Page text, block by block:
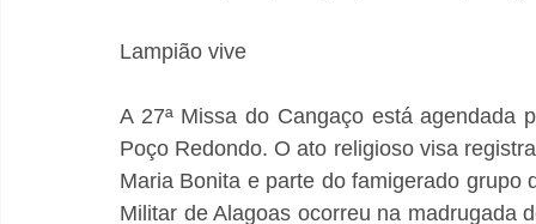
Lampião vive
A 27ª Missa do Cangaço está agendada
Poço Redondo. O ato religioso visa
Maria Bonita e parte do famigerado grupo
Militar de Alagoas ocorreu na madrugada